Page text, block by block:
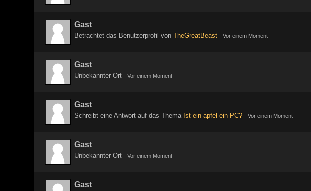
Gast
Betrachtet das Benutzerprofil von TheGreatBeast - Vor einem Moment
Gast
Unbekannter Ort - Vor einem Moment
Gast
Schreibt eine Antwort auf das Thema Ist ein apfel ein PC? - Vor einem Moment
Gast
Unbekannter Ort - Vor einem Moment
Gast